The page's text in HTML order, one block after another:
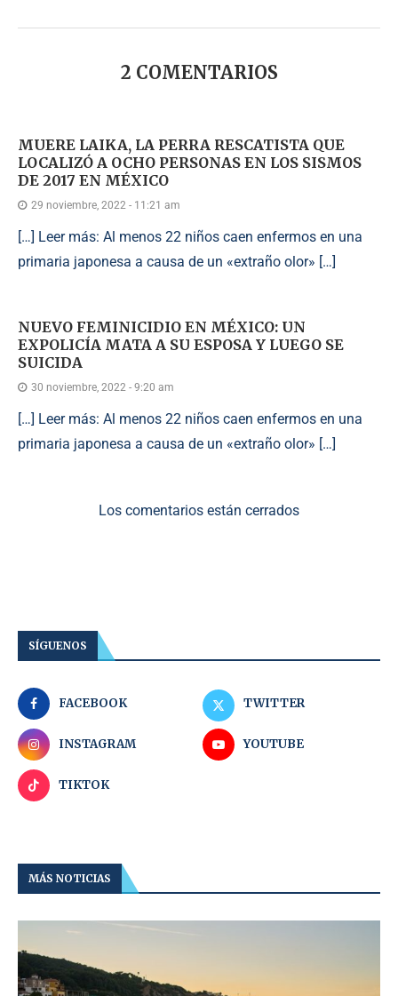
2 COMENTARIOS
MUERE LAIKA, LA PERRA RESCATISTA QUE
LOCALIZÓ A OCHO PERSONAS EN LOS SISMOS
DE 2017 EN MÉXICO
29 noviembre, 2022 - 11:21 am
[…] Leer más: Al menos 22 niños caen enfermos en una
primaria japonesa a causa de un «extraño olor» […]
NUEVO FEMINICIDIO EN MÉXICO: UN
EXPOLICÍA MATA A SU ESPOSA Y LUEGO SE
SUICIDA
30 noviembre, 2022 - 9:20 am
[…] Leer más: Al menos 22 niños caen enfermos en una
primaria japonesa a causa de un «extraño olor» […]
Los comentarios están cerrados
SÍGUENOS
FACEBOOK TWITTER
INSTAGRAM YOUTUBE
TIKTOK
MÁS NOTICIAS